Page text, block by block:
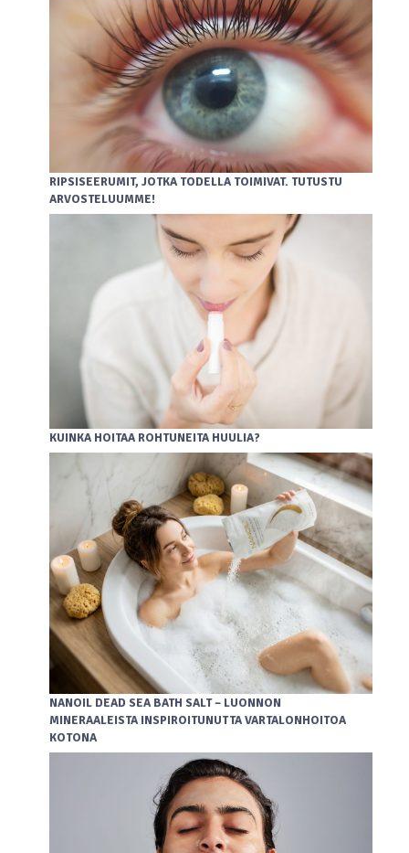
RIPSISEERUMIT, JOTKA TODELLA TOIMIVAT. TUTUSTU
ARVOSTELUUMME!
KUINKA HOITAA ROHTUNEITA HUULIA?
NANOIL DEAD SEA BATH SALT – LUONNON
MINERAALEISTA INSPIROITUNUTTA VARTALONHOITOA
KOTONA